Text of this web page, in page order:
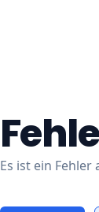
Es ist ein